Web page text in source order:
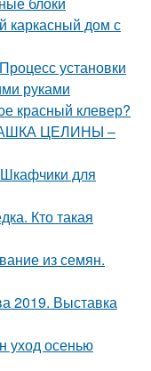
каркасный дом с
установки
руками
красный клевер?
ЦЕЛИНЫ –
для
Кто такая
из семян.
2019. Выставка
уход осенью